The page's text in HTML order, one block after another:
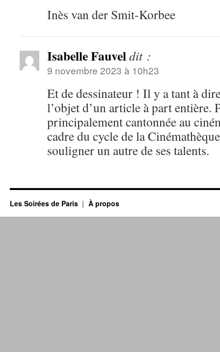
Inès van der Smit-Korbee
Isabelle Fauveldit :
9 novembre 2023 à 10h23
Et de dessinateur ! Il y a tant à
l’objet d’un article à part entière.
principalement cantonnée au
cadre du cycle de la
souligner un autre de ses talents.
Les Soirées de Paris À propos